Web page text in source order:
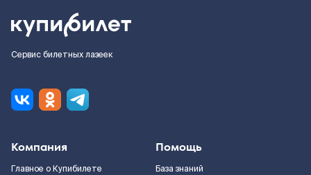
Сервис билетных лазеек
Компания
Главное о Купибилете
Помощь
База знаний